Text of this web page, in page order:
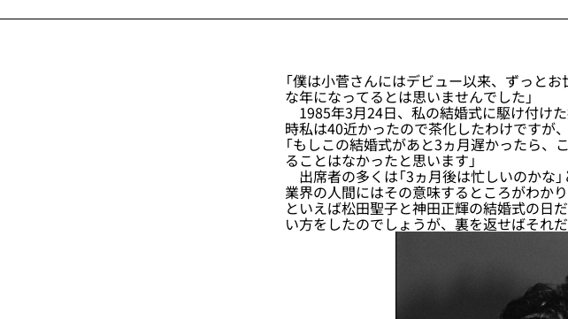
「僕は小菅さんにはデビュー以来、ずっと
な年になってるとは思いませんでした」
1985年3月24日、私の結婚式に駆け付け
時私は40近かったので茶化したわけですが
「もしこの結婚式があと3ヵ月遅かったら
ることはなかったと思います」
出席者の多くは「3ヵ月後は忙しいのかな
業界の人間にはその意味するところがわか
といえば松田聖子と神田正輝の結婚式の日
い方をしたのでしょうが、裏を返せばそれ